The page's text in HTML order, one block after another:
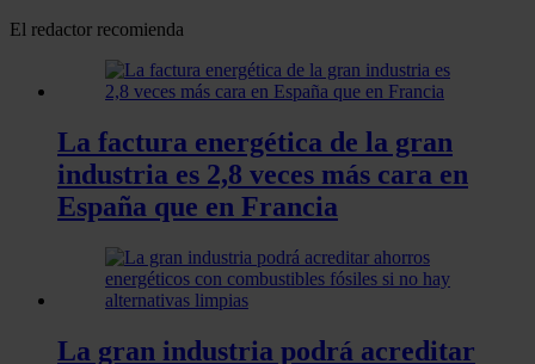
El redactor recomienda
La factura energética de la gran
industria es 2,8 veces más cara en
España que en Francia
La gran industria podrá acreditar